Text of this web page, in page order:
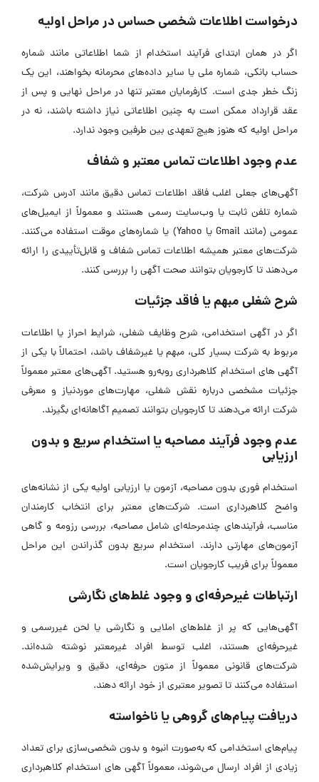
درخواست اطلاعات شخصی حساس در مراحل اولیه
اگر در همان ابتدای فرآیند استخدام از شما اطلاعاتی مانند شماره
حساب بانکی، شماره ملی یا سایر داده‌های محرمانه بخواهند، این یک
زنگ خطر جدی است. کارفرمایان معتبر تنها در مراحل نهایی و پس از
عقد قرارداد ممکن است به چنین اطلاعاتی نیاز داشته باشند، نه در
مراحل اولیه که هنوز هیچ تعهدی بین طرفین وجود ندارد.
عدم وجود اطلاعات تماس معتبر و شفاف
آگهی‌های جعلی اغلب فاقد اطلاعات تماس دقیق مانند آدرس شرکت،
شماره تلفن ثابت یا وب‌سایت رسمی هستند و معمولاً از ایمیل‌های
عمومی (مانند Gmail یا Yahoo) یا شماره‌های موقت استفاده می‌کنند.
شرکت‌های معتبر همیشه اطلاعات تماس شفاف و قابل‌تأییدی را ارائه
می‌دهند تا کارجویان بتوانند صحت آگهی را بررسی کنند.
شرح شغلی مبهم یا فاقد جزئیات
اگر در آگهی استخدامی، شرح وظایف شغلی، شرایط احراز یا اطلاعات
مربوط به شرکت بسیار کلی، مبهم یا غیرشفاف باشد، احتمالاً با یکی از
آگهی ‌های استخدام کلاهبرداری روبه‌رو هستید. آگهی‌های معتبر معمولاً
جزئیات مشخصی درباره نقش شغلی، مهارت‌های موردنیاز و معرفی
شرکت ارائه می‌دهند تا کارجویان بتوانند تصمیم آگاهانه‌ای بگیرند.
عدم وجود فرآیند مصاحبه یا استخدام سریع و بدون
ارزیابی
استخدام فوری بدون مصاحبه، آزمون یا ارزیابی اولیه یکی از نشانه‌های
واضح کلاهبرداری است. شرکت‌های معتبر برای انتخاب کارمندان
مناسب، فرآیند‌های چندمرحله‌ای شامل مصاحبه، بررسی رزومه و گاهی
آزمون‌های مهارتی دارند. استخدام سریع بدون گذراندن این مراحل
معمولاً برای فریب کارجویان است.
ارتباطات غیرحرفه‌ای و وجود غلط‌های نگارشی
آگهی‌هایی که پر از غلط‌های املایی و نگارشی یا لحن غیررسمی و
غیرحرفه‌ای هستند، اغلب توسط افراد غیرمعتبر نوشته شده‌اند.
شرکت‌های قانونی معمولاً از متون حرفه‌ای، دقیق و ویرایش‌شده
استفاده می‌کنند تا تصویر معتبری از خود ارائه دهند.
دریافت پیام‌های گروهی یا ناخواسته
پیام‌های استخدامی که به‌صورت انبوه و بدون شخصی‌سازی برای تعداد
زیادی از افراد ارسال می‌شوند، معمولاً آگهی ‌های استخدام کلاهبرداری